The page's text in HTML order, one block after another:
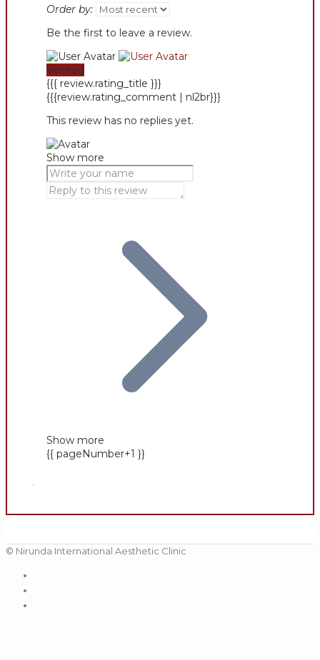
Order by:
Be the first to leave a review.
Verified
{{{ review.rating_title }}}
{{{review.rating_comment | nl2br}}}
This review has no replies yet.
Show more
Show more
{{ pageNumber+1 }}
© Nirunda International Aesthetic Clinic